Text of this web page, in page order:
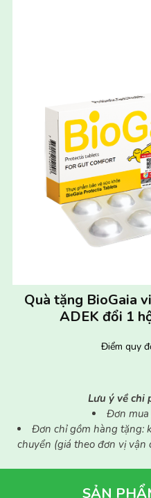
Quà tặng BioGaia
ADEK đổi 1
Đơn
Đơn chỉ gồm hàng tặng:
chuyển (giá theo đơn vị vận